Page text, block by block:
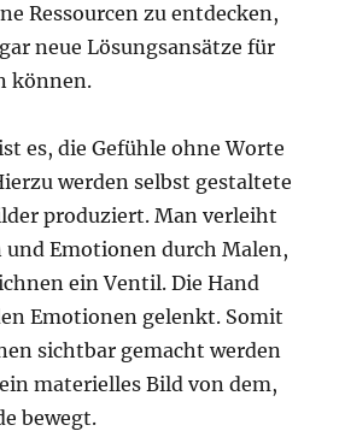
Ressourcen zu entdecken,
neue Lösungsansätze für
können.
es, die Gefühle ohne Worte
werden selbst gestaltete
produziert. Man verleiht
und Emotionen durch Malen,
ein Ventil. Die Hand
Emotionen gelenkt. Somit
sichtbar gemacht werden
materielles Bild von dem,
bewegt.